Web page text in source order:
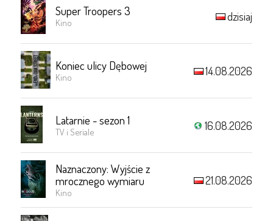
Super Troopers 3
Kino dzisiaj
Koniec ulicy Dębowej
Kino 14.08.2026
Latarnie - sezon 1
TV i Seriale 16.08.2026
Naznaczony: Wyjście z
mrocznego wymiaru
Kino
21.08.2026